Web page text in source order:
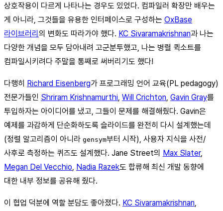
상호작용이 다르게 나타나는 경우도 있었다. 컴파일러 확장만 배우는
게 아니라, 그것들을 유용한 인터페이스로 구성하는 OxBase
라이브러리 의 변화도 따라가야 했다. KC Sivaramakrishnan과 나는
다양한 개념을 모두 담아내려 고군분투했고, 나는 병렬 퀵소트를
컴파일시키려다 주말을 통째로 써버리기도 했다!
다행히 Richard Eisenberg가 프로그래밍 언어 교육(PL pedagogy)
전문가들인 Shriram Krishnamurthi Will Crichton Gavin Gray를
투입하자는 아이디어를 냈고, 그들이 문제를 해결해줬다. Gavin은
예제를 과감하게 단순화하도록 슬라이드를 완전히 다시 설계했는데
(정렬 알고리즘이 아니라 gensym부터 시작), 사용자 지식을 사전/
사후로 측정하는 퀴즈도 설계했다. Jane Street의 Max Slater,
Megan Del Vecchio Nadia Razek도 합류해 최신 개발 동향에
대한 내부 정보를 공유해 줬다.
이 협업 덕분에 역할 분담도 좋아졌다. KC Sivaramakrishnan